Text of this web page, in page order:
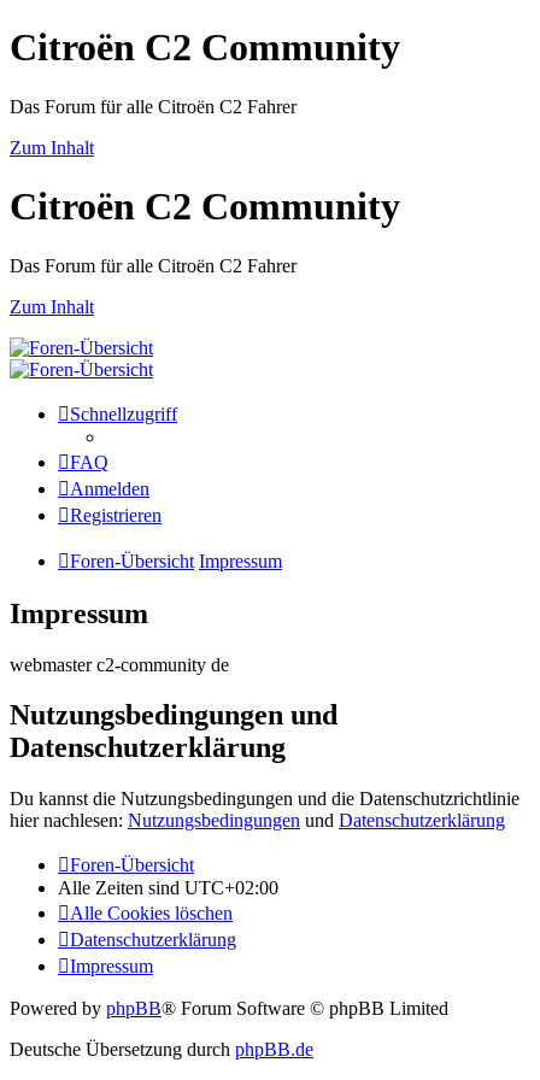
Citroën C2 Community
Das Forum für alle Citroën C2 Fahrer
Zum Inhalt
Citroën C2 Community
Das Forum für alle Citroën C2 Fahrer
Zum Inhalt
Schnellzugriff
FAQ
Anmelden
Registrieren
Foren-Übersicht Impressum
Impressum
webmaster c2-community de
Nutzungsbedingungen und
Datenschutzerklärung
Du kannst die Nutzungsbedingungen und die Datenschutzrichtlinie
hier nachlesen: Nutzungsbedingungen und Datenschutzerklärung
Foren-Übersicht
Alle Zeiten sind UTC+02:00
Alle Cookies löschen
Datenschutzerklärung
Impressum
Powered by phpBB® Forum Software © phpBB Limited
Deutsche Übersetzung durch phpBB.de